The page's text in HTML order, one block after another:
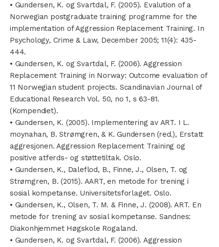
• Gundersen, K. og Svartdal, F. (2005). Evalution of a
Norwegian postgraduate training programme for the
implementation of Aggression Replacement Training. In
Psychology, Crime & Law, December 2005; 11(4): 435-
444.
• Gundersen, K. og Svartdal, F. (2006). Aggression
Replacement Training in Norway: Outcome evaluation of
11 Norwegian student projects. Scandinavian Journal of
Educational Research Vol. 50, no 1, s 63-81.
(Kompendiet).
• Gundersen, K. (2005). Implementering av ART. I L.
moynahan, B. Strømgren, & K. Gundersen (red.), Erstatt
aggresjonen. Aggression Replacement Training og
positive atferds- og støttetiltak. Oslo.
• Gundersen, K., Daleflod, B., Finne, J., Olsen, T. og
Strømgren, B. (2015). AART, en metode for trening i
sosial kompetanse. Universitetsforlaget. Oslo.
• Gundersen, K., Olsen, T. M. & Finne, J. (2008). ART. En
metode for trening av sosial kompetanse. Sandnes:
Diakonhjemmet Høgskole Rogaland.
• Gundersen, K. og Svartdal, F. (2006). Aggression